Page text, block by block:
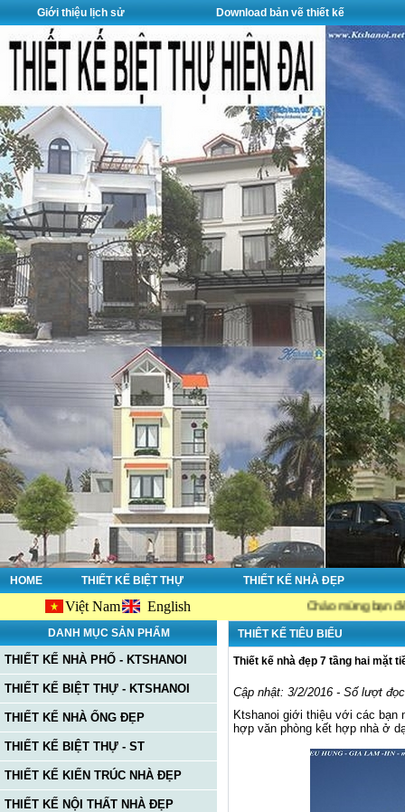
Giới thiệu lịch sử Download bản vẽ thiết kế
HOME THIẾT KẾ BIỆT THỰ THIẾT KẾ NHÀ ĐẸP
Việt Nam English Chào mừng bạn đến với
DANH MỤC SẢN PHẨM
THIẾT KẾ NHÀ PHỐ - KTSHANOI
THIẾT KẾ BIỆT THỰ - KTSHANOI
THIẾT KẾ NHÀ ỐNG ĐẸP
THIẾT KẾ BIỆT THỰ - ST
THIẾT KẾ KIẾN TRÚC NHÀ ĐẸP
THIẾT KẾ NỘI THẤT NHÀ ĐẸP
THIÊT KẾ TIÊU BIỂU
Thiết kế nhà đẹp 7 tầng hai mặt
Cập nhật: 3/2/2016 - Số lượt
Ktshanoi giới thiệu với các bạn
hợp văn phòng kết hợp nhà ở